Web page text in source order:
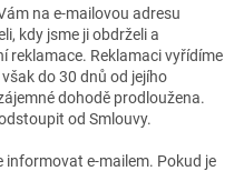
na e-mailovou adresu
kdy jsme ji obdrželi a
reklamace. Reklamaci vyřídíme
do 30 dnů od jejího
dohodě prodloužena.
od Smlouvy.
informovat e-mailem. Pokud je